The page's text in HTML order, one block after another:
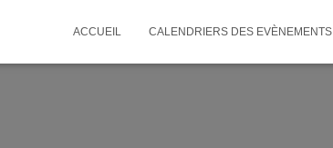
ACCUEIL CALENDRIERS DES EVÈNEMENTS